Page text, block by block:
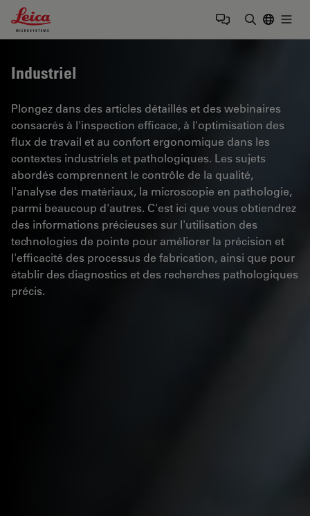
Leica Microsystems Logo
Industriel
Plongez dans des articles détaillés et des webinaires
consacrés à l'inspection efficace, à l'optimisation des
flux de travail et au confort ergonomique dans les
contextes industriels et pathologiques. Les sujets
abordés comprennent le contrôle de la qualité,
l'analyse des matériaux, la microscopie en pathologie,
parmi beaucoup d'autres. C'est ici que vous obtiendrez
des informations précieuses sur l'utilisation des
technologies de pointe pour améliorer la précision et
l'efficacité des processus de fabrication, ainsi que pour
établir des diagnostics et des recherches pathologiques
précis.